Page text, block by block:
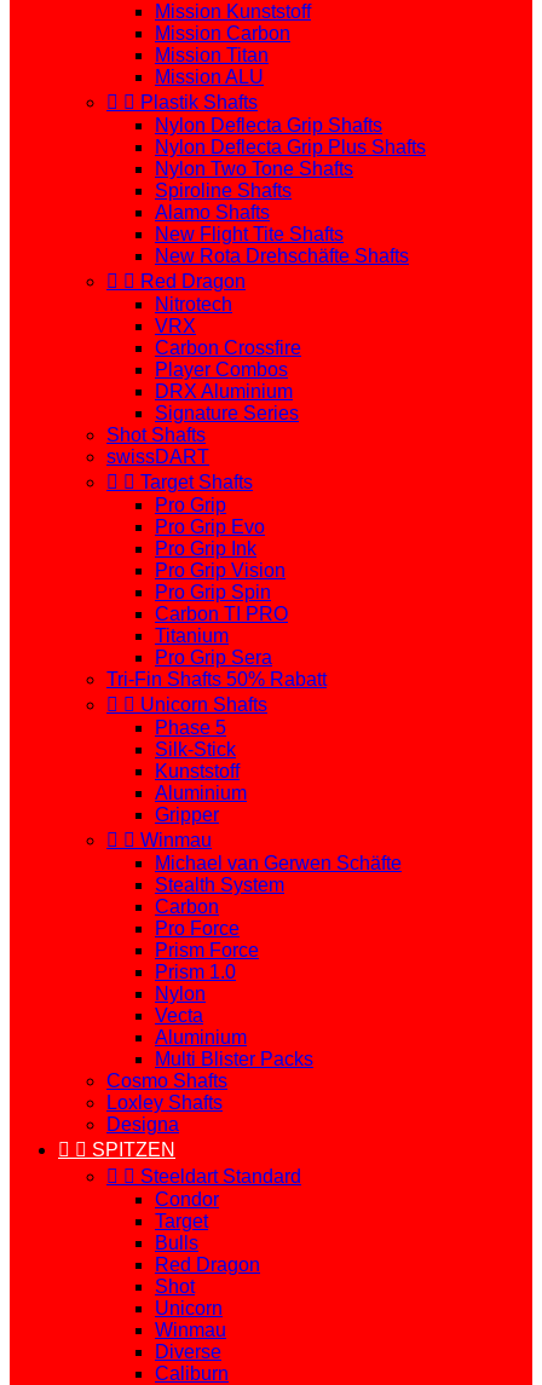
Mission Kunststoff
Mission Carbon
Mission Titan
Mission ALU
  Plastik Shafts
Nylon Deflecta Grip Shafts
Nylon Deflecta Grip Plus Shafts
Nylon Two Tone Shafts
Spiroline Shafts
Alamo Shafts
New Flight Tite Shafts
New Rota Drehschäfte Shafts
  Red Dragon
Nitrotech
VRX
Carbon Crossfire
Player Combos
DRX Aluminium
Signature Series
Shot Shafts
swissDART
  Target Shafts
Pro Grip
Pro Grip Evo
Pro Grip Ink
Pro Grip Vision
Pro Grip Spin
Carbon TI PRO
Titanium
Pro Grip Sera
Tri-Fin Shafts 50% Rabatt
  Unicorn Shafts
Phase 5
Silk-Stick
Kunststoff
Aluminium
Gripper
  Winmau
Michael van Gerwen Schäfte
Stealth System
Carbon
Pro Force
Prism Force
Prism 1.0
Nylon
Vecta
Aluminium
Multi Blister Packs
Cosmo Shafts
Loxley Shafts
Designa
  SPITZEN
  Steeldart Standard
Condor
Target
Bulls
Red Dragon
Shot
Unicorn
Winmau
Diverse
Caliburn